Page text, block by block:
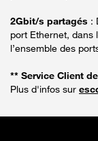
2Gbit/s partagés :
port Ethernet, dans
l’ensemble des
** Service Client
Plus d'infos sur